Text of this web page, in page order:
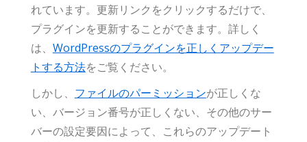
れています。更新リンクをクリックするだけで、
プラグインを更新することができます。詳しく
は、 WordPressのプラグインを正しくアップデー
トする方法をご覧ください。
しかし、 ファイルのパーミッションが正しくな
い、バージョン番号が正しくない、その他のサー
バーの設定要因によって、これらのアップデート